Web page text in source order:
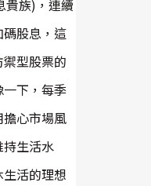
族)，連續
股息，這
型股票的
下，每季
心市場風
生活水
活的理想